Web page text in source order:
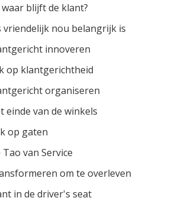
waar blijft de klant?
vriendelijk nou belangrijk is
innoveren
op klantgerichtheid
organiseren
einde van de winkels
op gaten
Tao van Service
om te overleven
in de driver's seat